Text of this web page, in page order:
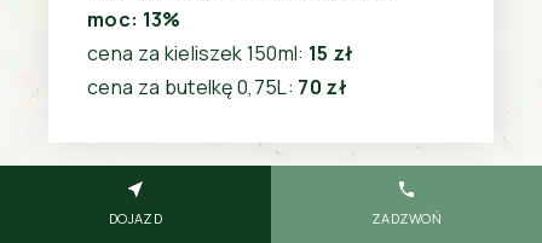
moc: 13%
cena za kieliszek 150ml: 15 zł
cena za butelkę 0,75L: 70 zł
DOJAZD ZADZWOŃ